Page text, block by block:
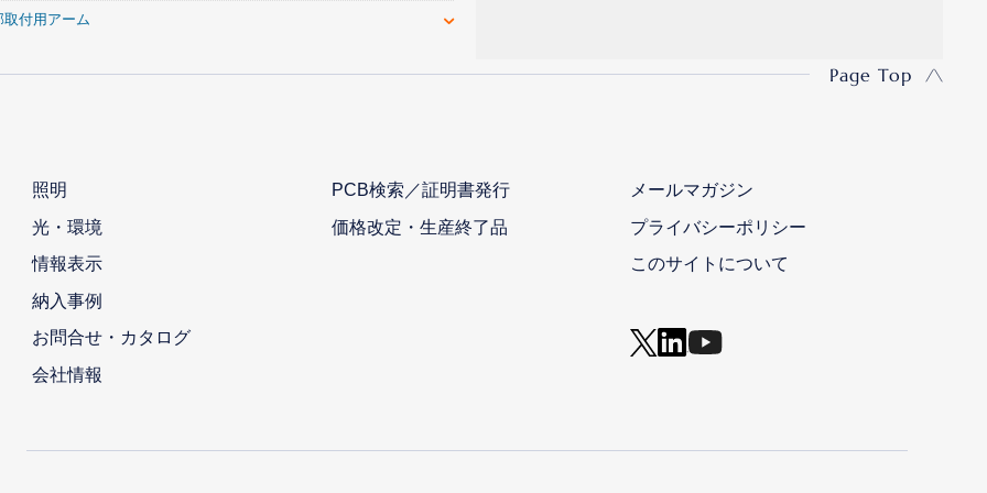
取付用アーム
Page Top
照明
光・環境
情報表示
納入事例
お問合せ・カタログ
会社情報
PCB検索／証明書発行
価格改定・生産終了品
メールマガジン
プライバシーポリシー
このサイトについて